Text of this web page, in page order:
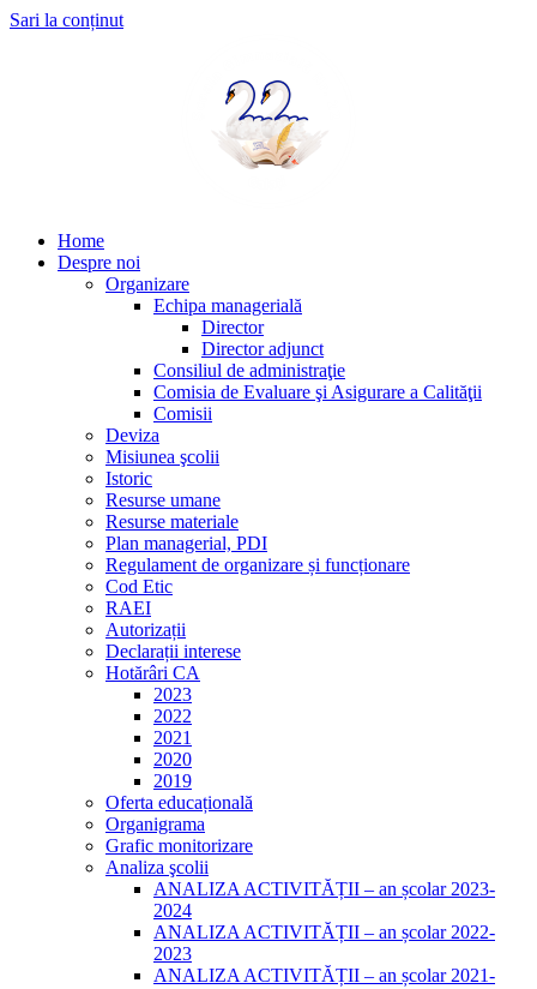
Sari la conținut
Home
Despre noi
Organizare
Echipa managerială
Director
Director adjunct
Consiliul de administraţie
Comisia de Evaluare şi Asigurare a Calităţii
Comisii
Deviza
Misiunea şcolii
Istoric
Resurse umane
Resurse materiale
Plan managerial, PDI
Regulament de organizare și funcționare
Cod Etic
RAEI
Autorizații
Declarații interese
Hotărâri CA
2023
2022
2021
2020
2019
Oferta educațională
Organigrama
Grafic monitorizare
Analiza şcolii
ANALIZA ACTIVITĂȚII – an școlar 2023-
2024
ANALIZA ACTIVITĂȚII – an școlar 2022-
2023
ANALIZA ACTIVITĂȚII – an școlar 2021-